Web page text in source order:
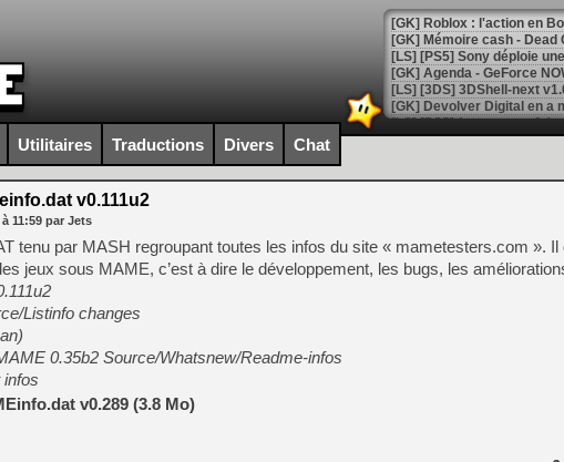
[GK] Roblox : l'action en
[GK] Agenda - GeForce
[GK] Devolver Digital en a
[LS] [PS5] ps5-y2jb-
[GK] Pourquoi Marvel
[GK] Test : Restory : Chill
[GK] GTA 6 : Rockstar
[GK] Hot Wheels Infinite
[GK] Mémoire cash -
[GK] Résultats Nintendo :
[GK] Déjà des
[Mo5] Brickboy cherche à
[GK] Minecraft et ses «
[GK] Beast of
[GK] Ubisoft : fin de partie
[GK] Mémoire cash -
[GK] Dan Houser (GTA)
[GK] Comment EA Sports
[GK] Crimson Moon : un
Utilitaires Traductions Divers Chat
v0.111u2
à 11:59 par Jets
tenu par MASH regroupant toutes les infos du site « mametesters.com ». Il
jeux sous MAME, c’est à dire le développement, les bugs, les
Listinfo changes
0.35b2 Source/Whatsnew/Readme-infos
infos
v0.289 (3.8 Mo)